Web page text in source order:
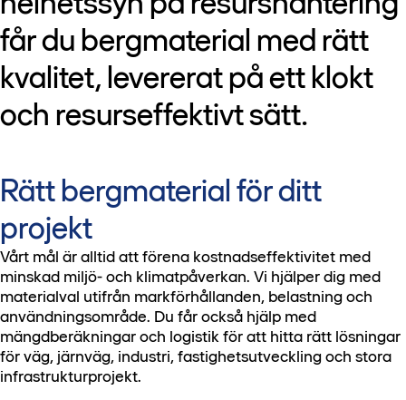
får du bergmaterial med rätt
kvalitet, levererat på ett klokt
och resurseffektivt sätt.
Rätt bergmaterial för ditt
projekt
Vårt mål är alltid att förena kostnadseffektivitet med
minskad miljö- och klimatpåverkan. Vi hjälper dig med
materialval utifrån markförhållanden, belastning och
användningsområde. Du får också hjälp med
mängdberäkningar och logistik för att hitta rätt lösningar
för väg, järnväg, industri, fastighetsutveckling och stora
infrastrukturprojekt.